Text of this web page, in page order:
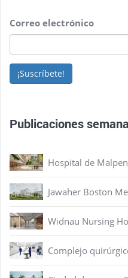
Correo electrónico
¡Suscríbete!
Publicaciones
Hospital de
Jawaher Boston
Widnau Nursing
Complejo